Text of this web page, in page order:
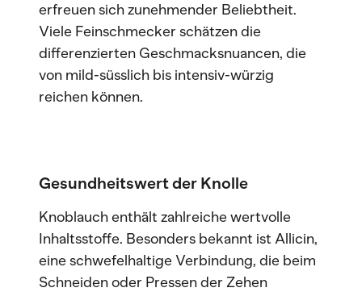
erfreuen sich zunehmender Beliebtheit.
Viele Feinschmecker schätzen die
differenzierten Geschmacksnuancen, die
von mild-süsslich bis intensiv-würzig
reichen können.
Gesundheitswert der Knolle
Knoblauch enthält zahlreiche wertvolle
Inhaltsstoffe. Besonders bekannt ist Allicin,
eine schwefelhaltige Verbindung, die beim
Schneiden oder Pressen der Zehen